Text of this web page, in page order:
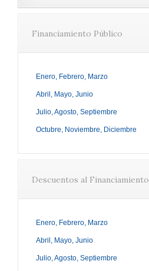
Financiamiento Público
Enero, Febrero, Marzo
Abril, Mayo, Junio
Julio, Agosto, Septiembre
Octubre, Noviembre, Diciembre
Descuentos al Financiamiento
Enero, Febrero, Marzo
Abril, Mayo, Junio
Julio, Agosto, Septiembre